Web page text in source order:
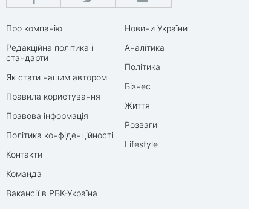
Про компанію
Редакційна політика і
стандарти
Як стати нашим автором
Правила користування
Правова інформація
Політика конфіденційності
Контакти
Команда
Вакансії в РБК-Україна
Новини України
Аналітика
Політика
Бізнес
Життя
Розваги
Lifestyle